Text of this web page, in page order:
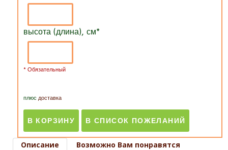
высота (длина), см*
* Обязательный
плюс доставка
Описание
Возможно Вам понравятся